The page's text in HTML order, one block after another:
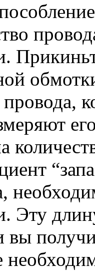
провода,
Эту
вы